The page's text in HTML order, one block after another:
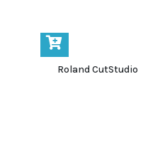
Roland CutStudio